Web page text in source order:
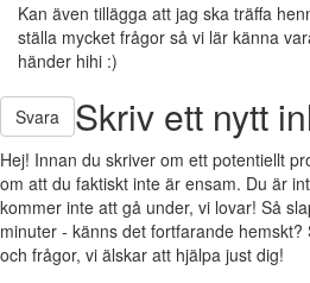
Kan även tillägga att jag ska träffa
ställa mycket frågor så vi lär känna
händer hihi :)
Svara Skriv ett nytt
Hej! Innan du skriver om ett potentiellt
om att du faktiskt inte är ensam. Du är
kommer inte att gå under, vi lovar! Så
minuter - känns det fortfarande
och frågor, vi älskar att hjälpa just dig!